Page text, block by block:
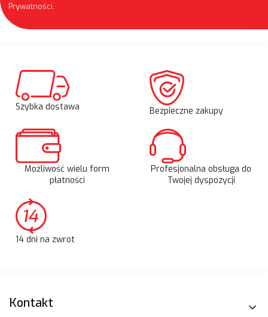
Prywatności.
Szybka dostawa Bezpieczne zakupy
Możliwość wielu form
płatności
Profesjonalna obsługa do
Twojej dyspozycji
14 dni na zwrot
Linki w stopce
Kontakt